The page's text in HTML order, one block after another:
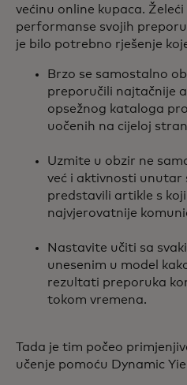
većinu online kupaca.
performanse svojih
je bilo potrebno rješenje
Brzo se samostalno
preporučili najtačnije
opsežnog kataloga
uočenih na cijeloj
Uzmite u obzir ne
već i aktivnosti unutar
predstavili artikle s
najvjerovatnije
Nastavite učiti sa
unesenim u model
rezultati preporuka
tokom vremena.
Tada je tim počeo
učenje pomoću Dynamic